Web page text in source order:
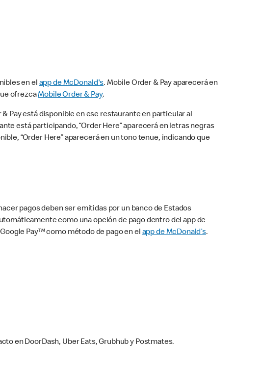
en elapp de McDonald's. Mobile Order & Pay aparecerá en
ofrezcaMobile Order & Pay.
Pay está disponible en ese restaurante en particular al
está participando, “Order Here” aparecerá en letras negras
“Order Here” aparecerá en un tono tenue, indicando que
pagos deben ser emitidas por un banco de Estados
como una opción de pago dentro del app de
Pay™ como método de pago en elapp de McDonald’s.
en DoorDash, Uber Eats, Grubhub y Postmates.